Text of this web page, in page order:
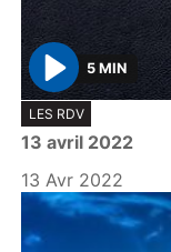
P
l
a
y
5 MIN
LES RDV
13 avril 2022
13 Avr 2022